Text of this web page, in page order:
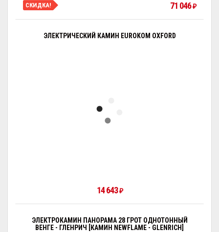
СКИДКА! 71 046₽
ЭЛЕКТРИЧЕСКИЙ КАМИН EUROKOM OXFORD
14 643₽
ЭЛЕКТРОКАМИН ПАНОРАМА 28 ГРОТ ОДНОТОННЫЙ
ВЕНГЕ - ГЛЕНРИЧ [КАМИН NEWFLAME - GLENRICH]